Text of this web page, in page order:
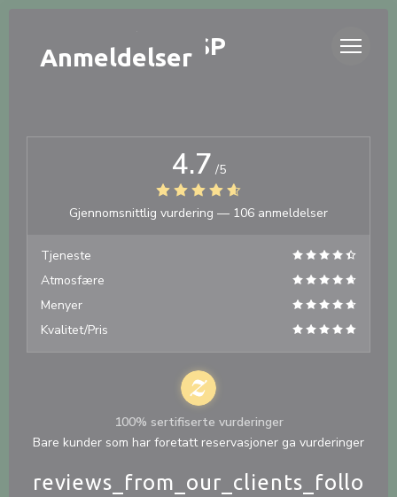
LA TABLÉE D'ISP
Anmeldelser
reviews_from_our_clients_follo
4.7 /5
Gjennomsnittlig vurdering — 106 anmeldelser
Tjeneste
Atmosfære
Menyer
Kvalitet/Pris
100% sertifiserte vurderinger
Bare kunder som har foretatt reservasjoner ga vurderinger